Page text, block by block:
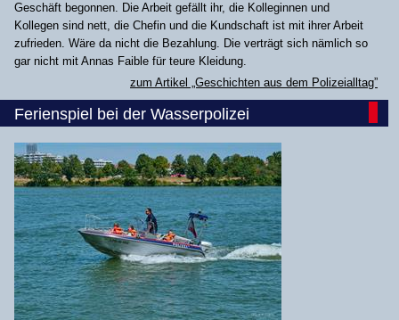
Geschäft begonnen. Die Arbeit gefällt ihr, die Kolleginnen und
Kollegen sind nett, die Chefin und die Kundschaft ist mit ihrer Arbeit
zufrieden. Wäre da nicht die Bezahlung. Die verträgt sich nämlich so
gar nicht mit Annas Faible für teure Kleidung.
zum Artikel „Geschichten aus dem Polizeialltag”
Ferienspiel bei der Wasserpolizei